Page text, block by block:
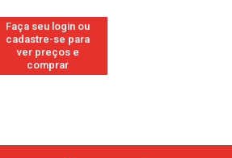
Faça seu login ou
cadastre-se para
ver preços e
comprar